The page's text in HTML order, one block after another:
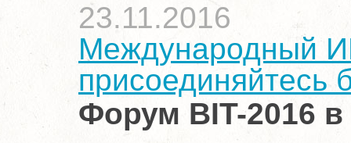
23.11.2016
Международный
присоединяйтесь
Форум BIT-2016 в